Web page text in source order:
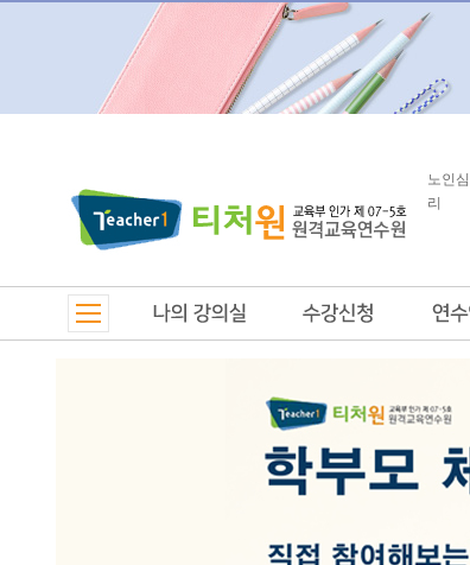
노인심
리